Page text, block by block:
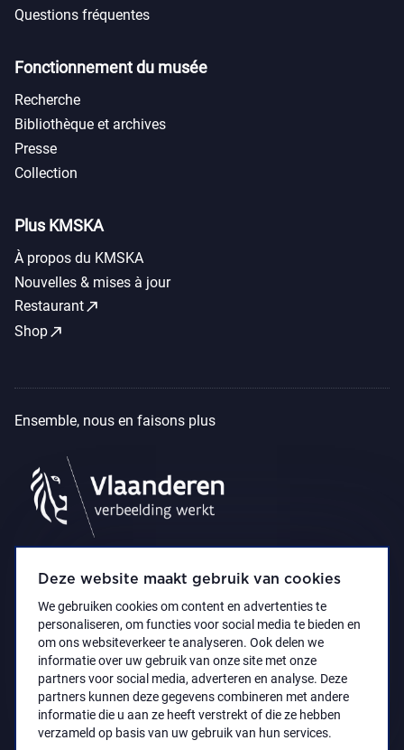
Deze website maakt gebruik van cookies
We gebruiken cookies om content en advertenties te
personaliseren, om functies voor social media te bieden en
om ons websiteverkeer te analyseren. Ook delen we
informatie over uw gebruik van onze site met onze
partners voor social media, adverteren en analyse. Deze
partners kunnen deze gegevens combineren met andere
informatie die u aan ze heeft verstrekt of die ze hebben
verzameld op basis van uw gebruik van hun services.
Questions fréquentes
Fonctionnement du musée
Recherche
Bibliothèque et archives
Presse
Collection
Plus KMSKA
À propos du KMSKA
Nouvelles & mises à jour
Restaurantcall_made
Shopcall_made
Ensemble, nous en faisons plus
Déclaration d’accessibilitéPrivacy policy
© 2021 Koninklijk Museum voor Schone Kunsten